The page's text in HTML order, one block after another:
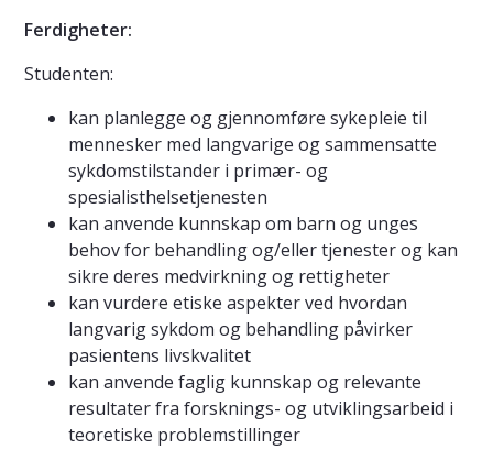
Ferdigheter:
Studenten:
kan planlegge og gjennomføre sykepleie til
mennesker med langvarige og sammensatte
sykdomstilstander i primær- og
spesialisthelsetjenesten
kan anvende kunnskap om barn og unges
behov for behandling og/eller tjenester og kan
sikre deres medvirkning og rettigheter
kan vurdere etiske aspekter ved hvordan
langvarig sykdom og behandling påvirker
pasientens livskvalitet
kan anvende faglig kunnskap og relevante
resultater fra forsknings- og utviklingsarbeid i
teoretiske problemstillinger